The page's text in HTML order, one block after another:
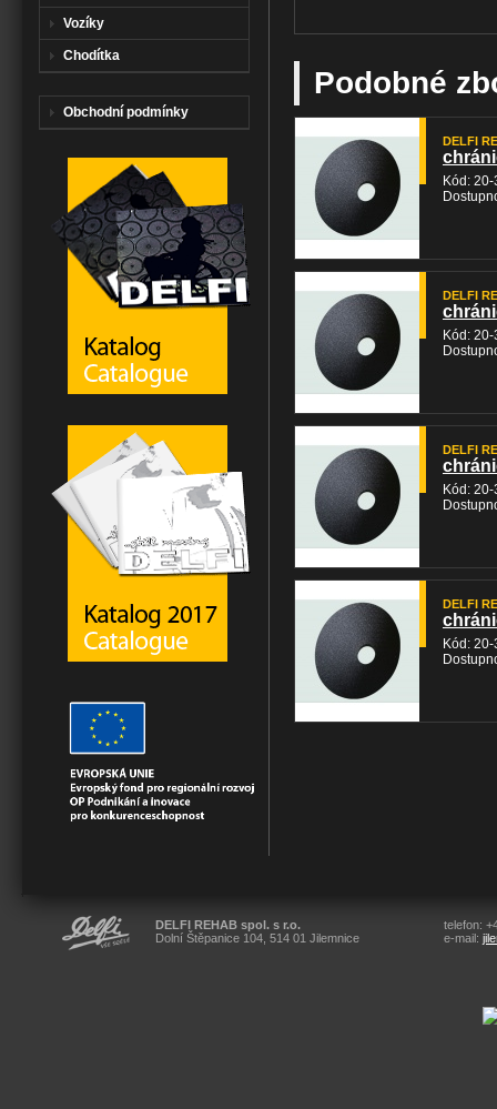
Podobné
DELFI
Kód:
DELFI
Kód:
DELFI
Kód:
DELFI
Kód:
Vozíky
Chodítka
Obchodní podmínky
DELFI REHAB spol. s r.o.
Dolní Štěpanice 104, 514 01 Jilemnice
telefon:
e-mail: